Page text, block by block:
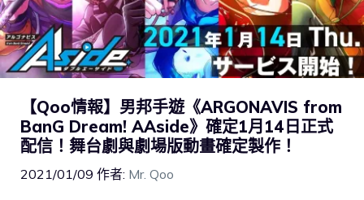
【Qoo情報】男邦手遊《ARGONAVIS from
BanG Dream! AAside》確定1月14日正式
配信！舞台劇與劇場版動畫確定製作！
2021/01/09 作者: Mr. Qoo